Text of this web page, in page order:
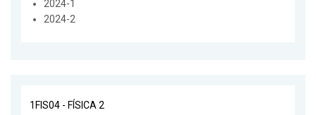
2024-1
2024-2
1FIS04 - FÍSICA 2